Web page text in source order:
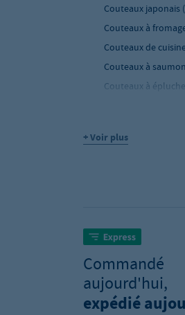
Couteaux japonais
Couteaux à
Couteaux de
Couteaux à
Couteaux à
Hachoirs berceuses
+ Voir plus
Commandé
aujourd'hui,
expédié